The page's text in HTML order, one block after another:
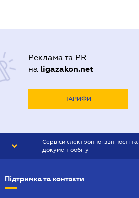
Реклама та PR
на ligazakon.net
ТАРИФИ
Сервіси електронної звітності та
документообігу
Підтримка та контакти